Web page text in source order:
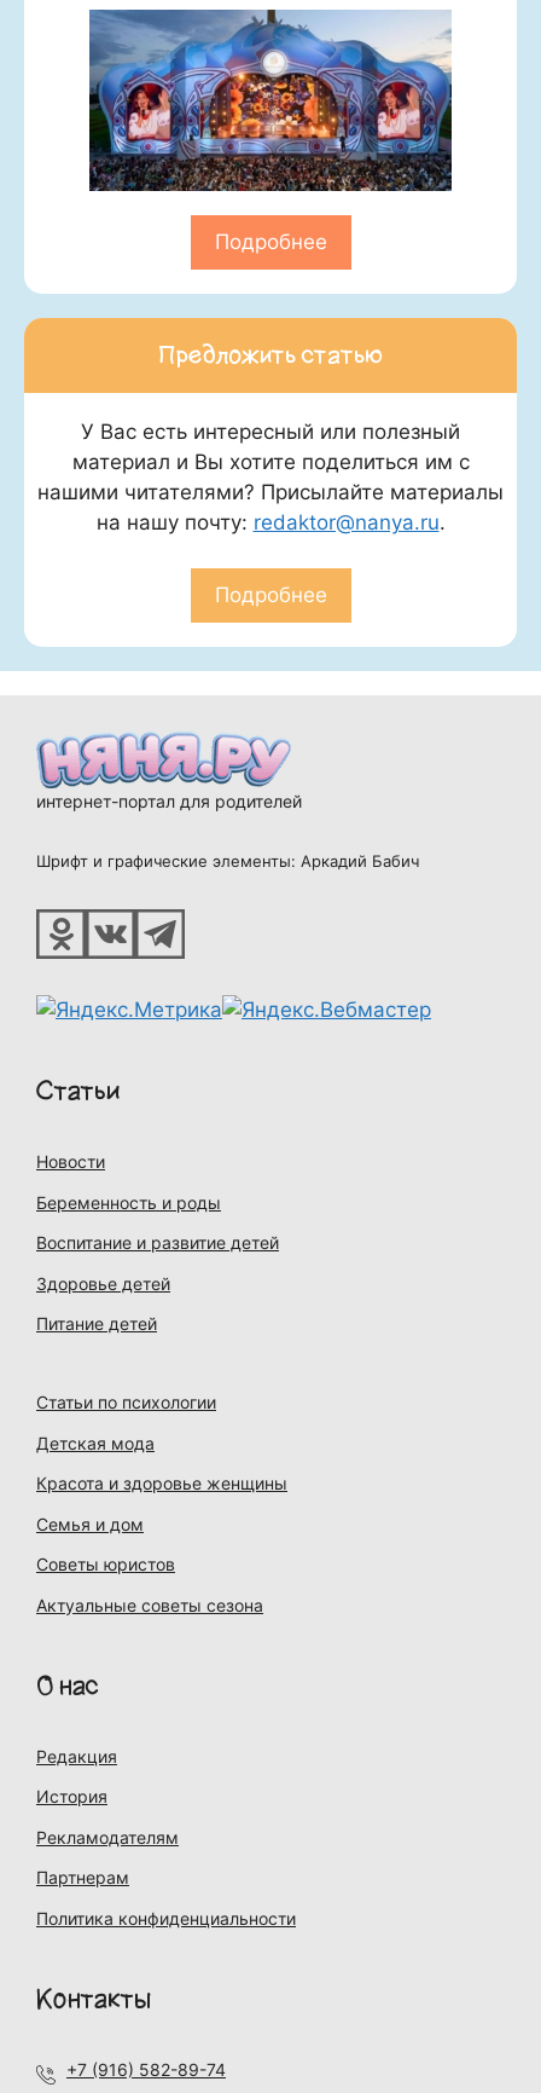
Подробнее
Предложить статью
У Вас есть интересный или полезный
материал и Вы хотите поделиться им с
нашими читателями? Присылайте материалы
на нашу почту: redaktor@nanya.ru.
Подробнее
интернет-портал для родителей
Шрифт и графические элементы: Аркадий Бабич
Статьи
Новости
Беременность и роды
Воспитание и развитие детей
Здоровье детей
Питание детей
Статьи по психологии
Детская мода
Красота и здоровье женщины
Семья и дом
Советы юристов
Актуальные советы сезона
О нас
Редакция
История
Рекламодателям
Партнерам
Политика конфиденциальности
Контакты
+7 (916) 582-89-74